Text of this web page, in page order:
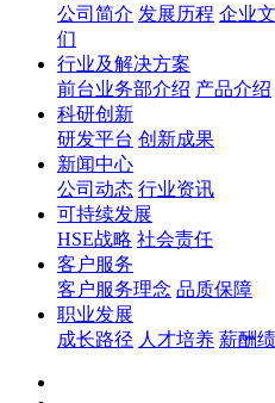
公司简介 发展历程 企业
们
行业及解决方案
前台业务部介绍 产品介绍
科研创新
研发平台 创新成果
新闻中心
公司动态 行业资讯
可持续发展
HSE战略 社会责任
客户服务
客户服务理念 品质保障
职业发展
成长路径 人才培养 薪酬